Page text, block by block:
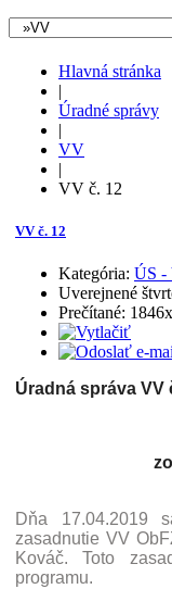
Hlavná stránka
|
Úradné správy
|
VV
|
VV č. 12
VV č. 12
Kategória: ÚS
Uverejnené
Prečítané: 1846x
Úradná správa VV
zo
Dňa 17.04.2019
zasadnutie VV
Kováč. Toto
programu.